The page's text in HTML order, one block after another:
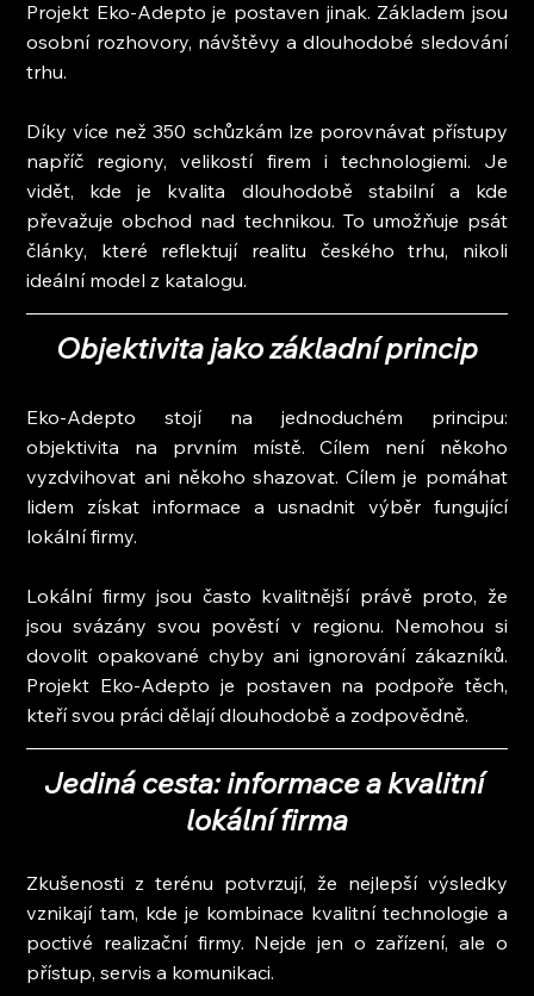
Projekt Eko-Adepto je postaven jinak. Základem jsou
osobní rozhovory, návštěvy a dlouhodobé sledování
trhu.
Díky více než 350 schůzkám lze porovnávat přístupy
napříč regiony, velikostí firem i technologiemi. Je
vidět, kde je kvalita dlouhodobě stabilní a kde
převažuje obchod nad technikou. To umožňuje psát
články, které reflektují realitu českého trhu, nikoli
ideální model z katalogu.
Objektivita jako základní princip
Eko-Adepto stojí na jednoduchém principu:
objektivita na prvním místě. Cílem není někoho
vyzdvihovat ani někoho shazovat. Cílem je pomáhat
lidem získat informace a usnadnit výběr fungující
lokální firmy.
Lokální firmy jsou často kvalitnější právě proto, že
jsou svázány svou pověstí v regionu. Nemohou si
dovolit opakované chyby ani ignorování zákazníků.
Projekt Eko-Adepto je postaven na podpoře těch,
kteří svou práci dělají dlouhodobě a zodpovědně.
Jediná cesta: informace a kvalitní
lokální firma
Zkušenosti z terénu potvrzují, že nejlepší výsledky
vznikají tam, kde je kombinace kvalitní technologie a
poctivé realizační firmy. Nejde jen o zařízení, ale o
přístup, servis a komunikaci.